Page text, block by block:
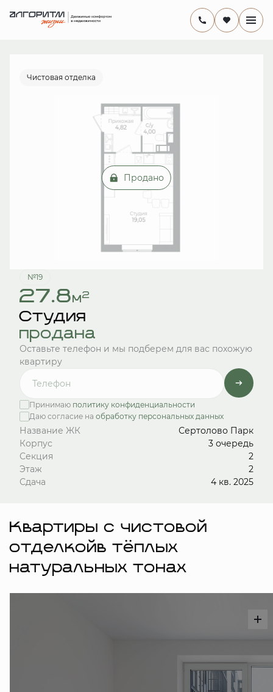
Студия 27.8 м
от 13 млн руб.
от 16 443 руб./мес.
Чистовая отделка
Продано
№19
27.8м2
Студия
продана
Оставьте телефон и мы подберем для вас похожую
квартиру
Принимаю политику конфиденциальности
Даю согласие на обработку персональных данных
Название ЖК
Сертолово Парк
Корпус
3 очередь
Секция
2
Этаж
2
Сдача
4 кв. 2025
Квартиры с чистовой
отделкойв тёплых
натуральных тонах